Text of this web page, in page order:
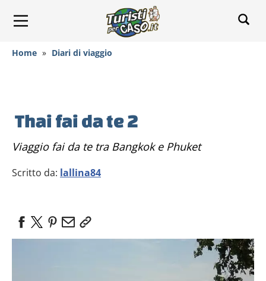
Home » Diari di viaggio
Thai fai da te 2
Viaggio fai da te tra Bangkok e Phuket
Scritto da: lallina84